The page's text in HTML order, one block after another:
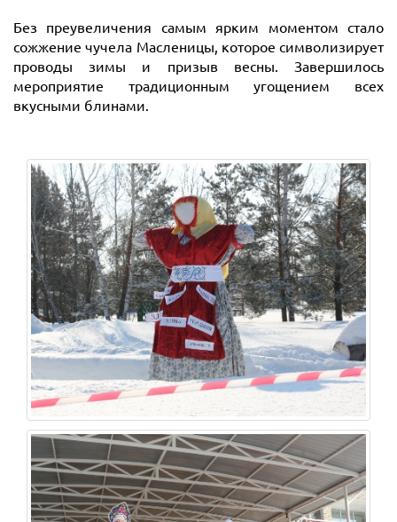
Без преувеличения самым ярким моментом стало
сожжение чучела Масленицы, которое символизирует
проводы зимы и призыв весны. Завершилось
мероприятие традиционным угощением всех
вкусными блинами.